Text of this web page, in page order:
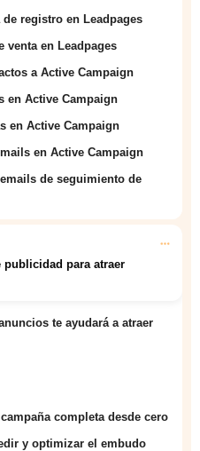
registro en Leadpages
venta en Leadpages
a Active Campaign
en Active Campaign
en Active Campaign
en Active Campaign
de seguimiento de
publicidad para atraer
te ayudará a atraer
completa desde cero
y optimizar el embudo